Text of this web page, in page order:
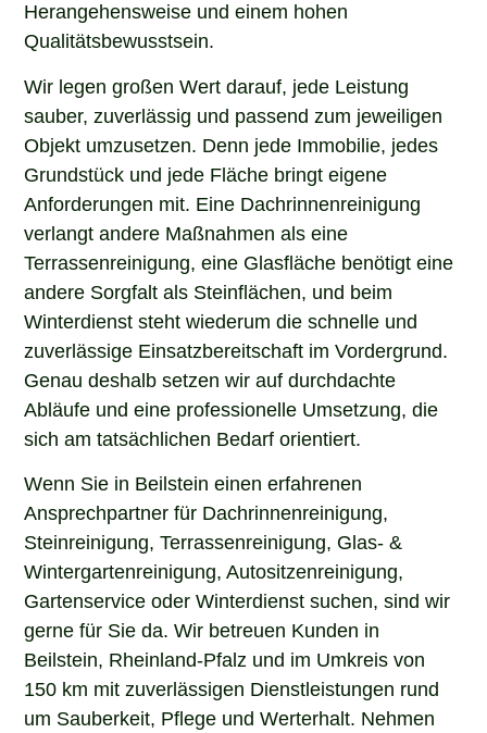
Herangehensweise und einem hohen
Qualitätsbewusstsein.
Wir legen großen Wert darauf, jede Leistung
sauber, zuverlässig und passend zum jeweiligen
Objekt umzusetzen. Denn jede Immobilie, jedes
Grundstück und jede Fläche bringt eigene
Anforderungen mit. Eine Dachrinnenreinigung
verlangt andere Maßnahmen als eine
Terrassenreinigung, eine Glasfläche benötigt eine
andere Sorgfalt als Steinflächen, und beim
Winterdienst steht wiederum die schnelle und
zuverlässige Einsatzbereitschaft im Vordergrund.
Genau deshalb setzen wir auf durchdachte
Abläufe und eine professionelle Umsetzung, die
sich am tatsächlichen Bedarf orientiert.
Wenn Sie in Beilstein einen erfahrenen
Ansprechpartner für Dachrinnenreinigung,
Steinreinigung, Terrassenreinigung, Glas- &
Wintergartenreinigung, Autositzenreinigung,
Gartenservice oder Winterdienst suchen, sind wir
gerne für Sie da. Wir betreuen Kunden in
Beilstein, Rheinland-Pfalz und im Umkreis von
150 km mit zuverlässigen Dienstleistungen rund
um Sauberkeit, Pflege und Werterhalt. Nehmen